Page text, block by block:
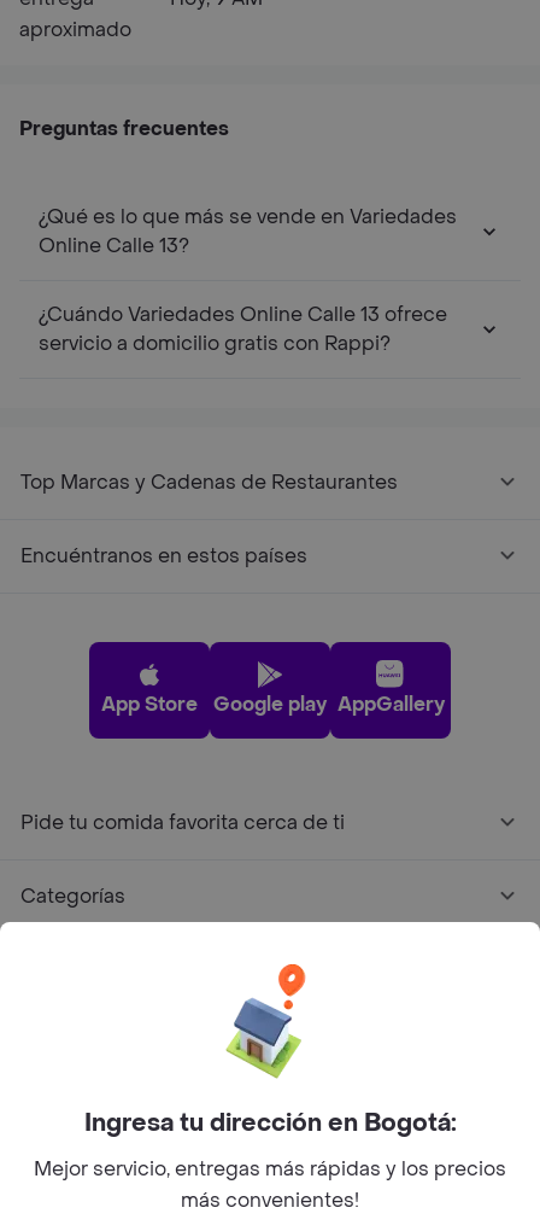
aproximado
Preguntas frecuentes
¿Qué es lo que más se vende en Variedades
Online Calle 13?
¿Cuándo Variedades Online Calle 13 ofrece
servicio a domicilio gratis con Rappi?
Top Marcas y Cadenas de Restaurantes
Encuéntranos en estos países
App Store Google play AppGallery
Pide tu comida favorita cerca de ti
Categorías
Facebook
Twitter
Instagram
©2026Rappi Inc. All rights reserved.
Ingresa tu dirección en Bogotá:
Mejor servicio, entregas más rápidas y los precios
más convenientes!